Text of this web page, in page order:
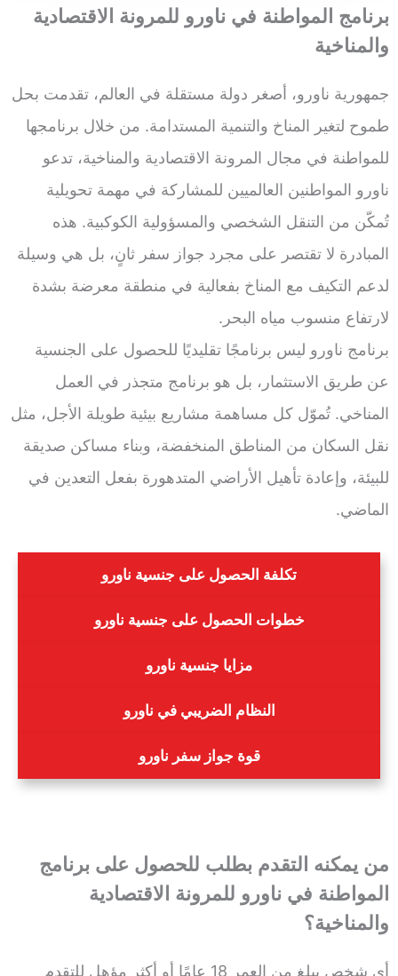
برنامج المواطنة في ناورو للمرونة الاقتصادية
والمناخية
جمهورية ناورو، أصغر دولة مستقلة في العالم، تقدمت بحل
طموح لتغير المناخ والتنمية المستدامة. من خلال برنامجها
للمواطنة في مجال المرونة الاقتصادية والمناخية، تدعو
ناورو المواطنين العالميين للمشاركة في مهمة تحويلية
تُمكّن من التنقل الشخصي والمسؤولية الكوكبية. هذه
المبادرة لا تقتصر على مجرد جواز سفر ثانٍ، بل هي وسيلة
لدعم التكيف مع المناخ بفعالية في منطقة معرضة بشدة
لارتفاع منسوب مياه البحر.
برنامج ناورو ليس برنامجًا تقليديًا للحصول على الجنسية
عن طريق الاستثمار، بل هو برنامج متجذر في العمل
المناخي. تُموّل كل مساهمة مشاريع بيئية طويلة الأجل، مثل
نقل السكان من المناطق المنخفضة، وبناء مساكن صديقة
للبيئة، وإعادة تأهيل الأراضي المتدهورة بفعل التعدين في
الماضي.
تكلفة الحصول على جنسية ناورو
خطوات الحصول على جنسية ناورو
مزايا جنسية ناورو
النظام الضريبي في ناورو
قوة جواز سفر ناورو
من يمكنه التقدم بطلب للحصول على برنامج
المواطنة في ناورو للمرونة الاقتصادية
والمناخية؟
أي شخص يبلغ من العمر 18 عامًا أو أكثر مؤهل للتقدم